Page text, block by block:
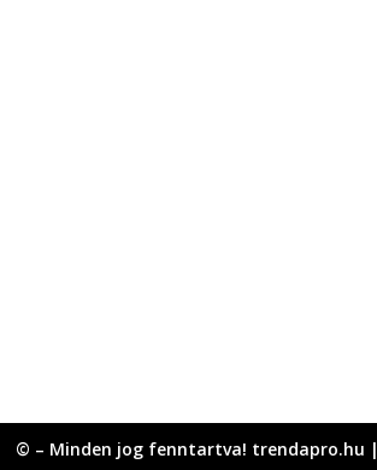
© – Minden jog fenntartva! trendapro.hu |